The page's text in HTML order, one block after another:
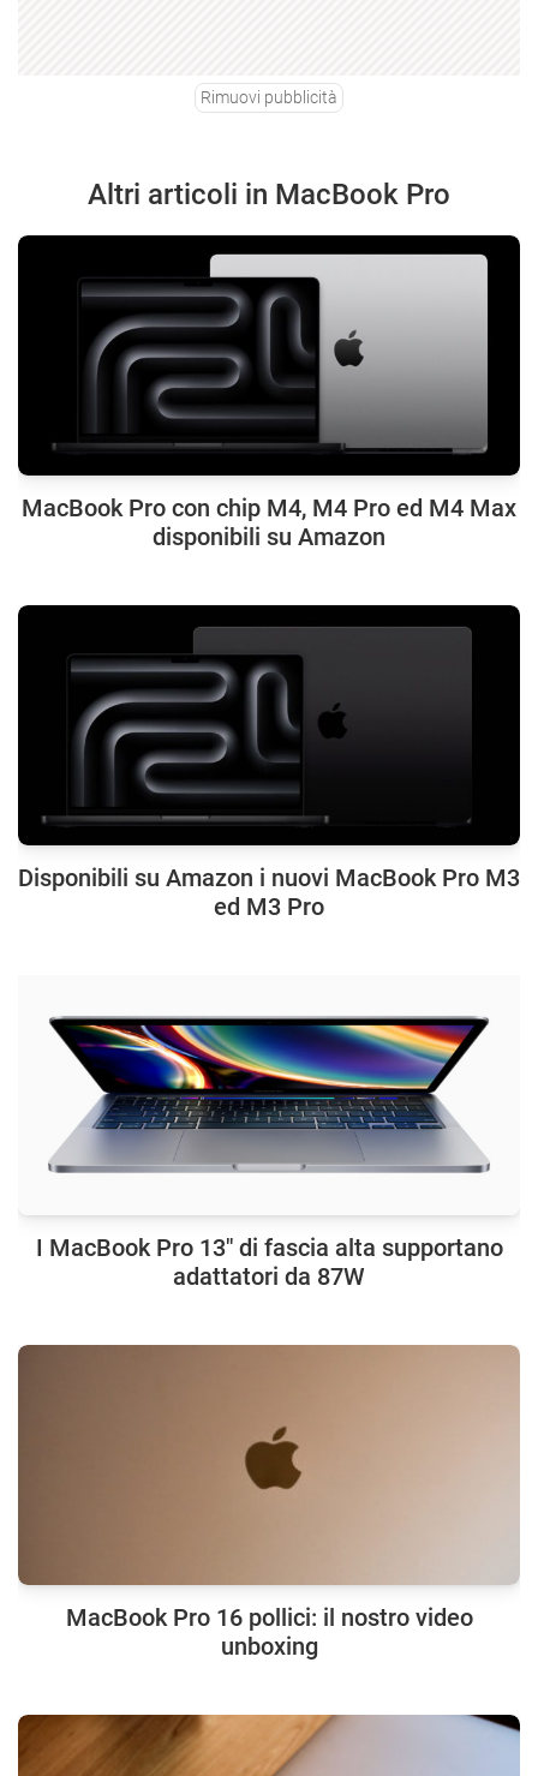
Rimuovi pubblicità
Altri articoli in MacBook Pro
MacBook Pro con chip M4, M4 Pro ed M4 Max
disponibili su Amazon
Disponibili su Amazon i nuovi MacBook Pro M3
ed M3 Pro
I MacBook Pro 13″ di fascia alta supportano
adattatori da 87W
MacBook Pro 16 pollici: il nostro video
unboxing